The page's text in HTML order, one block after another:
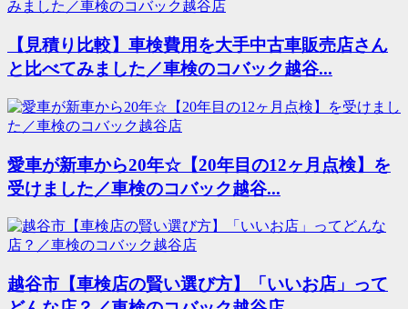
【見積り比較】車検費用を大手中古車販売店さん
と比べてみました／車検のコバック越谷...
愛車が新車から20年☆【20年目の12ヶ月点検】を
受けました／車検のコバック越谷...
越谷市【車検店の賢い選び方】「いいお店」って